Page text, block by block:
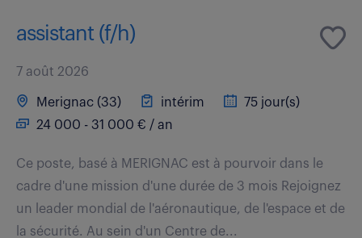
assistant (f/h)
7 août 2026
Merignac (33) intérim
75 jour(s)
24 000 - 31 000 € / an
Ce poste, basé à MERIGNAC est à pourvoir dans le
cadre d'une mission d'une durée de 3 mois Rejoignez
un leader mondial de l'aéronautique, de l'espace et de
la sécurité. Au sein d'un Centre de...